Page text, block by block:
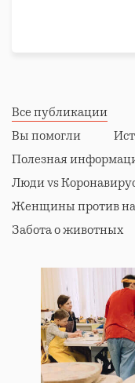
Все публикации
Вы помогли
Полезная
Люди vs
Женщины против
Забота о животных